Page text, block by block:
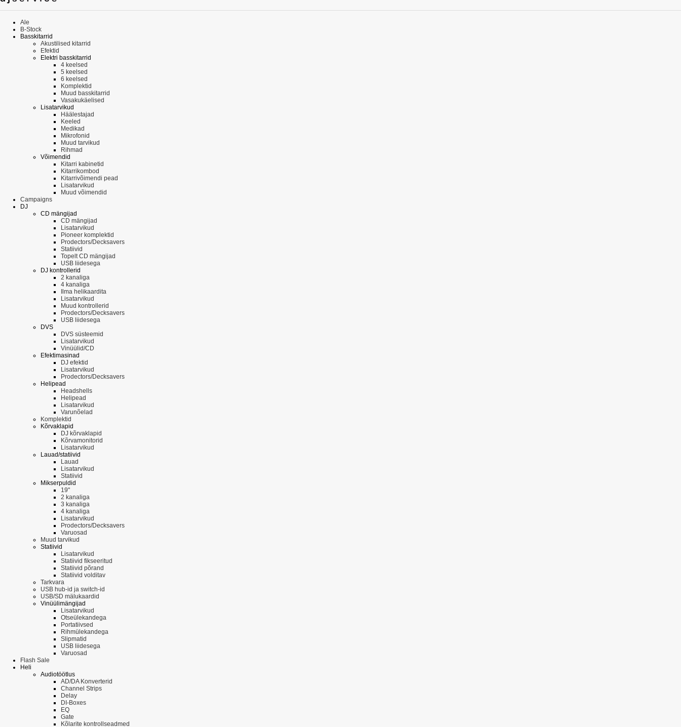
Ale
B-Stock
Basskitarrid
Akustilised kitarrid
Efektid
Elektri basskitarrid
4 keelsed
5 keelsed
6 keelsed
Komplektid
Muud basskitarrid
Vasakukäelised
Lisatarvikud
Häälestajad
Keeled
Medikad
Mikrofonid
Muud tarvikud
Rihmad
Võimendid
Kitarri kabinetid
Kitarrikombod
Kitarrivõimendi pead
Lisatarvikud
Muud võimendid
Campaigns
DJ
CD mängijad
CD mängijad
Lisatarvikud
Pioneer komplektid
Prodectors/Decksavers
Statiivid
Topelt CD mängijad
USB liidesega
DJ kontrollerid
2 kanaliga
4 kanaliga
Ilma helikaardita
Lisatarvikud
Muud kontrollerid
Prodectors/Decksavers
USB liidesega
DVS
DVS süsteemid
Lisatarvikud
Vinüülid/CD
Efektimasinad
DJ efektid
Lisatarvikud
Prodectors/Decksavers
Helipead
Headshells
Helipead
Lisatarvikud
Varunõelad
Komplektid
Kõrvaklapid
DJ kõrvaklapid
Kõrvamonitorid
Lisatarvikud
Lauad/statiivid
Lauad
Lisatarvikud
Statiivid
Mikserpuldid
19"
2 kanaliga
3 kanaliga
4 kanaliga
Lisatarvikud
Prodectors/Decksavers
Varuosad
Muud tarvikud
Statiivid
Lisatarvikud
Statiivid fikseeritud
Statiivid põrand
Statiivid volditav
Tarkvara
USB hub-id ja switch-id
USB/SD mälukaardid
Vinüülimängijad
Lisatarvikud
Otseülekandega
Portatiivsed
Rihmülekandega
Slipmatid
USB liidesega
Varuosad
Flash Sale
Heli
Audiotöötlus
AD/DA Konverterid
Channel Strips
Delay
DI-Boxes
EQ
Gate
Kõlarite kontrollseadmed